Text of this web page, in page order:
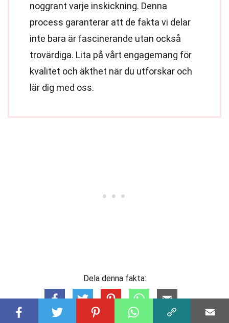
noggrant varje inskickning. Denna
process garanterar att de fakta vi delar
inte bara är fascinerande utan också
trovärdiga. Lita på vårt engagemang för
kvalitet och äkthet när du utforskar och
lär dig med oss.
Dela denna fakta: